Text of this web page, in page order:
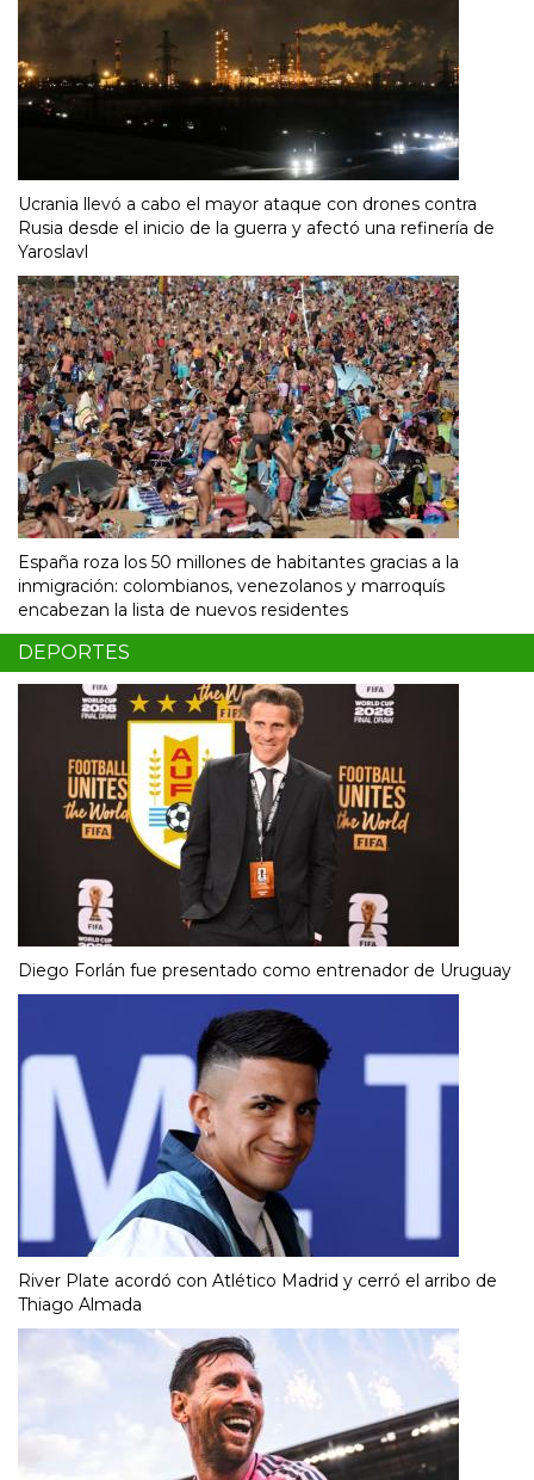
Ucrania llevó a cabo el mayor ataque con drones contra
Rusia desde el inicio de la guerra y afectó una refinería de
Yaroslavl
España roza los 50 millones de habitantes gracias a la
inmigración: colombianos, venezolanos y marroquís
encabezan la lista de nuevos residentes
DEPORTES
Diego Forlán fue presentado como entrenador de Uruguay
River Plate acordó con Atlético Madrid y cerró el arribo de
Thiago Almada